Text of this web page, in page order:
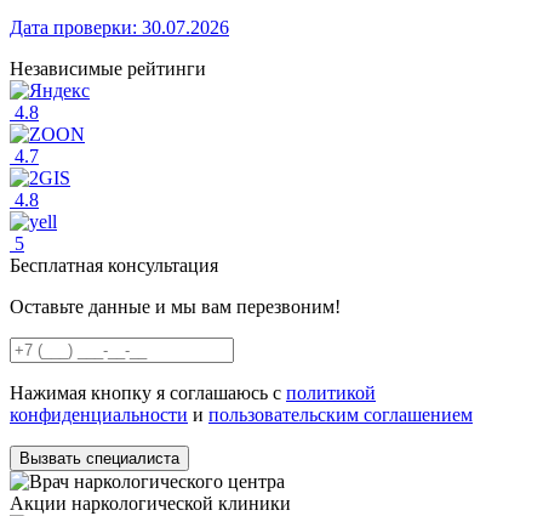
Дата проверки: 30.07.2026
Независимые рейтинги
4.8
4.7
4.8
5
Бесплатная консультация
Оставьте данные и мы вам перезвоним!
Нажимая кнопку я соглашаюсь с политикой
конфиденциальности и пользовательским соглашением
Вызвать специалиста
Акции наркологической клиники